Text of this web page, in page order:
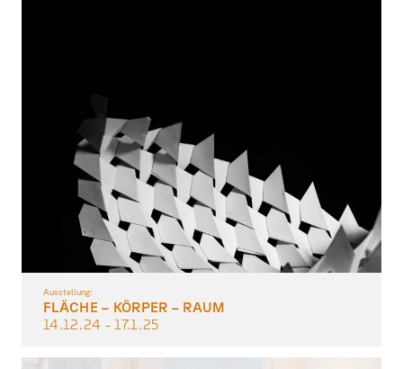
Ausstellung:
FLÄCHE – KÖRPER – RAUM
14.12.24 - 17.1.25